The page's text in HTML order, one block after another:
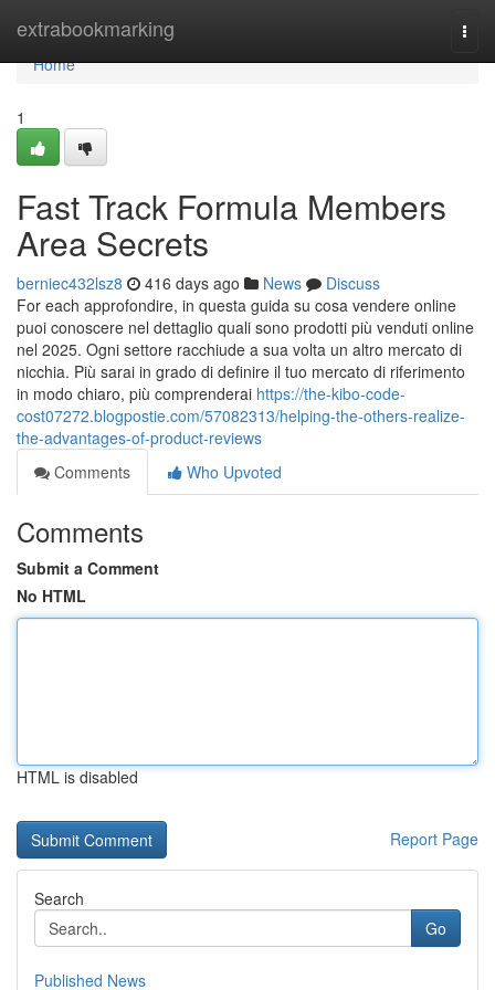
extrabookmarking
Home
Home
1
Fast Track Formula Members
Area Secrets
berniec432lsz8 416 days ago News
Discuss
For each approfondire, in questa guida su cosa vendere online
puoi conoscere nel dettaglio quali sono prodotti più venduti online
nel 2025. Ogni settore racchiude a sua volta un altro mercato di
nicchia. Più sarai in grado di definire il tuo mercato di riferimento
in modo chiaro, più comprenderai https://the-kibo-code-
cost07272.blogpostie.com/57082313/helping-the-others-realize-
the-advantages-of-product-reviews
Comments
Who Upvoted
Comments
Submit a Comment
No HTML
HTML is disabled
Report Page
Search
Go
Published News